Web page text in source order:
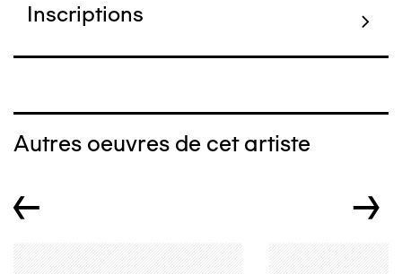
Inscriptions
Autres oeuvres de cet artiste
← →